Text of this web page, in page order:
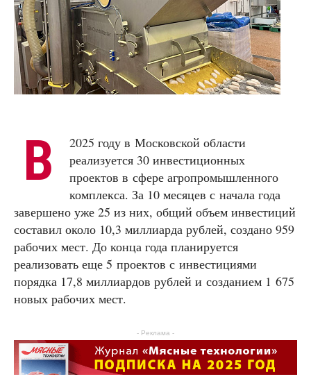
В
2025 году в Московской области
реализуется 30 инвестиционных
проектов в сфере агропромышленного
комплекса. За 10 месяцев с начала года
завершено уже 25 из них, общий объем инвестиций
составил около 10,3 миллиарда рублей, создано 959
рабочих мест. До конца года планируется
реализовать еще 5 проектов с инвестициями
порядка 17,8 миллиардов рублей и созданием 1 675
новых рабочих мест.
- Реклама -